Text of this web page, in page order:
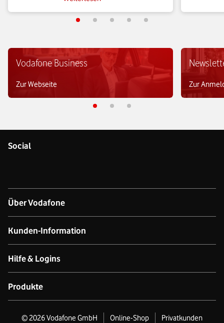
Vodafone Business
Zur Webseite Zur
Social
Über Vodafone
Über das Unternehmen
Netzabdeckung Mobilfunk
Nachhaltigkeit
Kunden-Information
Kontakt für Geschäftskund:innen
Datenschutz
Hilfe & Logins
Produkt- & technischer Support
Produkte
©2026Vodafone GmbH Online-Shop Privatkunden